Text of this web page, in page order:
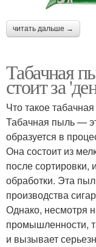
читать дальше →
Табачная
стоит за
Что такое
Табачная пыль —
образуется в
Она состоит из
после сортировки,
обработки. Эта
производства
Однако, несмотря
промышленности,
и вызывает